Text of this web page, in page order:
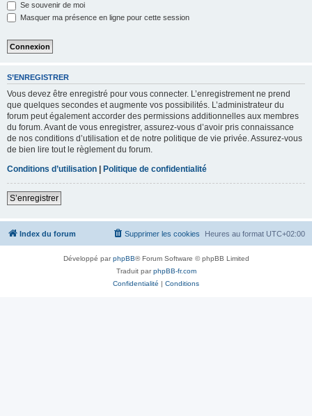
Se souvenir de moi
Masquer ma présence en ligne pour cette session
S’ENREGISTRER
Vous devez être enregistré pour vous connecter. L’enregistrement ne prend
que quelques secondes et augmente vos possibilités. L’administrateur du
forum peut également accorder des permissions additionnelles aux membres
du forum. Avant de vous enregistrer, assurez-vous d’avoir pris connaissance
de nos conditions d’utilisation et de notre politique de vie privée. Assurez-vous
de bien lire tout le règlement du forum.
Conditions d’utilisation | Politique de confidentialité
S’enregistrer
Index du forum Heures au format UTC+02:00
Supprimer les cookies
Développé parphpBB® Forum Software © phpBB Limited
Traduit parphpBB-fr.com
Confidentialité | Conditions